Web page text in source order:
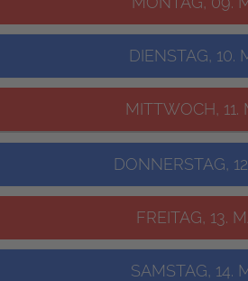
DIENSTAG, 10.
MITTWOCH, 11.
DONNERSTAG,
FREITAG, 13.
SAMSTAG, 14.